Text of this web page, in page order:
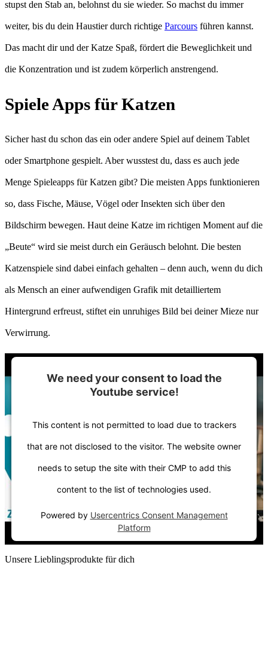
stupst den Stab an, belohnst du sie wieder. So machst du immer
weiter, bis du dein Haustier durch richtige Parcours führen kannst.
Das macht dir und der Katze Spaß, fördert die Beweglichkeit und
die Konzentration und ist zudem körperlich anstrengend.
Spiele Apps für Katzen
Sicher hast du schon das ein oder andere Spiel auf deinem Tablet
oder Smartphone gespielt. Aber wusstest du, dass es auch jede
Menge Spieleapps für Katzen gibt? Die meisten Apps funktionieren
so, dass Fische, Mäuse, Vögel oder Insekten sich über den
Bildschirm bewegen. Haut deine Katze im richtigen Moment auf die
„Beute“ wird sie meist durch ein Geräusch belohnt. Die besten
Katzenspiele sind dabei einfach gehalten – denn auch, wenn du dich
als Mensch an einer aufwendigen Grafik mit detailliertem
Hintergrund erfreust, stiftet ein unruhiges Bild bei deiner Mieze nur
Verwirrung.
We need your consent to load the
Youtube service!
This content is not permitted to load due to trackers
that are not disclosed to the visitor. The website owner
needs to setup the site with their CMP to add this
content to the list of technologies used.
Powered by Usercentrics Consent Management
Platform
Unsere Lieblingsprodukte für dich